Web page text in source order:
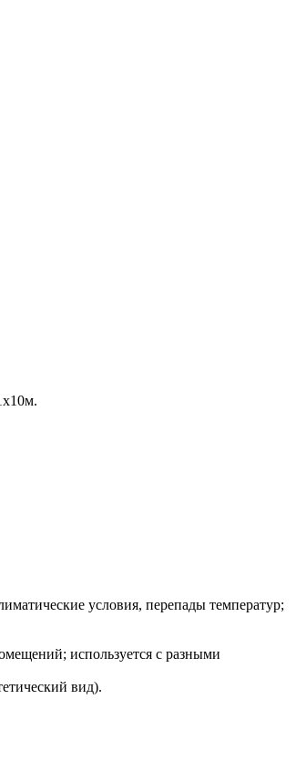
условия, перепады температур;
используется с разными
вид).